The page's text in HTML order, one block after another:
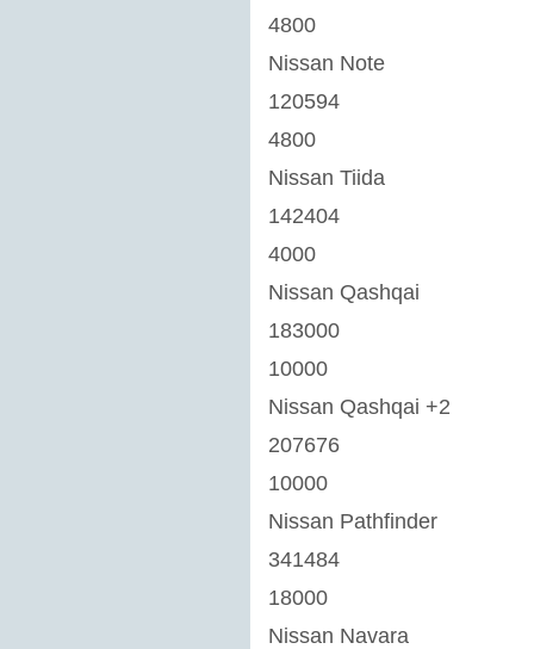
4800
Nissan Note
120594
4800
Nissan Tiida
142404
4000
Nissan Qashqai
183000
10000
Nissan Qashqai +2
207676
10000
Nissan Pathfinder
341484
18000
Nissan Navara